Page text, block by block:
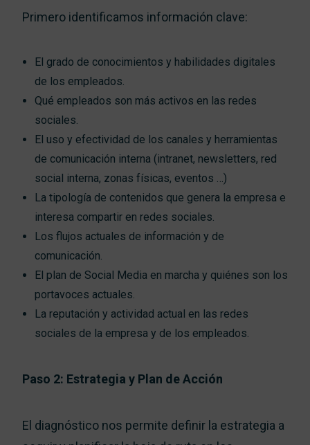
Primero identificamos información clave:
El grado de conocimientos y habilidades digitales
de los empleados.
Qué empleados son más activos en las redes
sociales.
El uso y efectividad de los canales y herramientas
de comunicación interna (intranet, newsletters, red
social interna, zonas físicas, eventos …)
La tipología de contenidos que genera la empresa e
interesa compartir en redes sociales.
Los flujos actuales de información y de
comunicación.
El plan de Social Media en marcha y quiénes son los
portavoces actuales.
La reputación y actividad actual en las redes
sociales de la empresa y de los empleados.
Paso 2: Estrategia y Plan de Acción
El diagnóstico nos permite definir la estrategia a